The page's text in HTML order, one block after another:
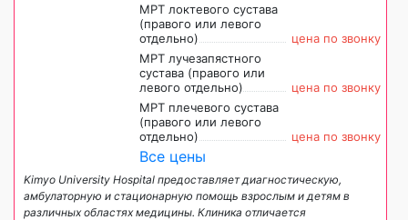
МРТ локтевого сустава
(правого или левого
отдельно)
цена по звонку
МРТ лучезапястного
сустава (правого или
левого отдельно)
цена по звонку
МРТ плечевого сустава
(правого или левого
отдельно)
цена по звонку
Все цены
Kimyo University Hospital предоставляет диагностическую,
амбулаторную и стационарную помощь взрослым и детям в
различных областях медицины. Клиника отличается